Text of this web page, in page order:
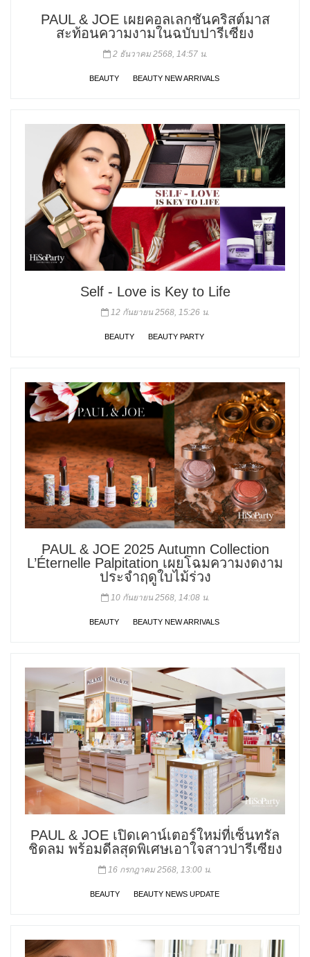
PAUL & JOE เผยคอลเลกชันคริสต์มาส
สะท้อนความงามในฉบับปารีเซียง
2 ธันวาคม 2568, 14:57 น.
BEAUTY BEAUTY NEW ARRIVALS
Self - Love is Key to Life
12 กันยายน 2568, 15:26 น.
BEAUTY BEAUTY PARTY
PAUL & JOE 2025 Autumn Collection
L’Éternelle Palpitation เผยโฉมความงดงาม
ประจำฤดูใบไม้ร่วง
10 กันยายน 2568, 14:08 น.
BEAUTY BEAUTY NEW ARRIVALS
PAUL & JOE เปิดเคาน์เตอร์ใหม่ที่เซ็นทรัล
ชิดลม พร้อมดีลสุดพิเศษเอาใจสาวปารีเซียง
16 กรกฎาคม 2568, 13:00 น.
BEAUTY BEAUTY NEWS UPDATE